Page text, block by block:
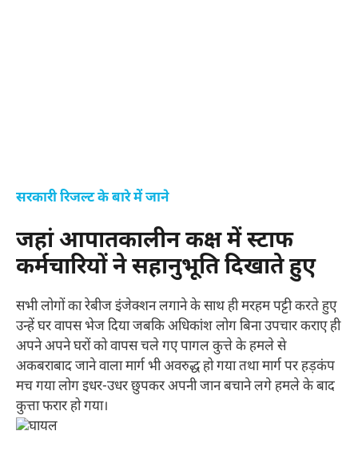
सरकारी रिजल्ट के बारे में जाने
जहां आपातकालीन कक्ष में स्टाफ
कर्मचारियों ने सहानुभूति दिखाते हुए
सभी लोगों का रेबीज इंजेक्शन लगाने के साथ ही मरहम पट्टी करते हुए
उन्हें घर वापस भेज दिया जबकि अधिकांश लोग बिना उपचार कराए ही
अपने अपने घरों को वापस चले गए पागल कुत्ते के हमले से
अकबराबाद जाने वाला मार्ग भी अवरुद्ध हो गया तथा मार्ग पर हड़कंप
मच गया लोग इधर-उधर छुपकर अपनी जान बचाने लगे हमले के बाद
कुत्ता फरार हो गया।